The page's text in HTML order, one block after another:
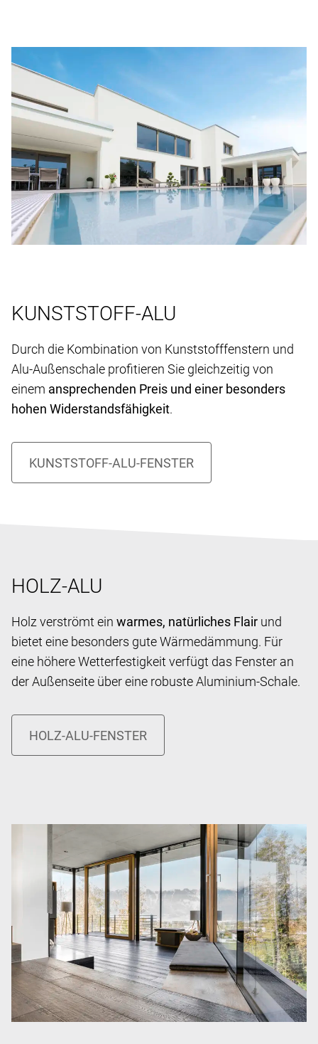
KUNSTSTOFF-ALU
Durch die Kombination von Kunststofffenstern und
Alu-Außenschale profitieren Sie gleichzeitig von
einem ansprechenden Preis und einer besonders
hohen Widerstandsfähigkeit.
HOLZ-ALU
Holz verströmt ein warmes, natürliches Flair und
bietet eine besonders gute Wärmedämmung. Für
eine höhere Wetterfestigkeit verfügt das Fenster an
der Außenseite über eine robuste Aluminium-Schale.